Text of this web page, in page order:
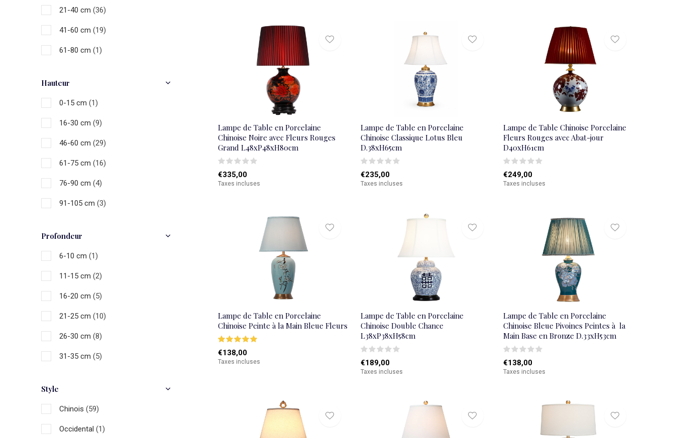
Lampe de Table en Porcelaine
Chinoise Noire avec Fleurs Rouges
Grand L48xP48xH80cm
€335,00
Taxes incluses
Lampe de Table en Porcelaine
Chinoise Classique Lotus Bleu
D.38xH65cm
€235,00
Taxes incluses
Lampe de Table Chinoise Porcelaine
Fleurs Rouges avec Abat-jour
D40xH61cm
€249,00
Taxes incluses
Lampe de Table en Porcelaine
Chinoise Peinte à la Main Bleue Fleurs
€138,00
Taxes incluses
Lampe de Table en Porcelaine
Chinoise Double Chance
L38xP38xH58cm
€189,00
Taxes incluses
Lampe de Table en Porcelaine
Chinoise Bleue Pivoines Peintes à la
Main Base en Bronze D.33xH53cm
€138,00
Taxes incluses
Multicolore
21-40 cm (36)
41-60 cm (19)
61-80 cm (1)
Hauteur
0-15 cm (1)
16-30 cm (9)
46-60 cm (29)
61-75 cm (16)
76-90 cm (4)
91-105 cm (3)
Profondeur
6-10 cm (1)
11-15 cm (2)
16-20 cm (5)
21-25 cm (10)
26-30 cm (8)
31-35 cm (5)
(7)
Style
Chinois (59)
Occidental (1)